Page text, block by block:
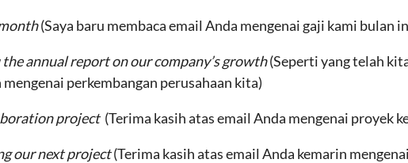
(Saya baru membaca email Anda mengenai gaji kami bulan
annual report on our company’s growth(Seperti yang telah
perkembangan perusahaan kita)
project(Terima kasih atas email Anda mengenai proyek
our next project(Terima kasih atas email Anda kemarin